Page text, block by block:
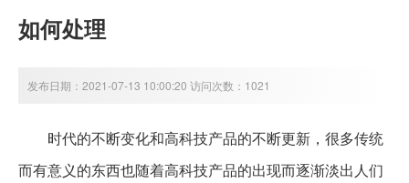
如何处理
发布日期：2021-07-13 10:00:20 访问次数：1021
时代的不断变化和高科技产品的不断更新，很多传统
而有意义的东西也随着高科技产品的出现而逐渐淡出人们